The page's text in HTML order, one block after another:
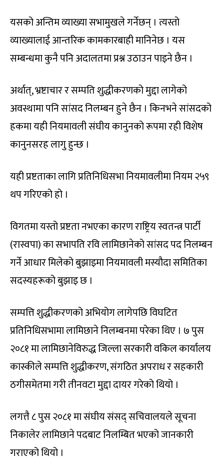
यसको अन्तिम व्याख्या सभामुखले गर्नेछन् । त्यस्तो
व्याख्यालाई आन्तरिक कामकारबाही मानिनेछ । यस
सम्बन्धमा कुनै पनि अदालतमा प्रश्न उठाउन पाइने छैन ।
अर्थात्, भ्रष्टाचार र सम्पति शुद्धीकरणको मुद्दा लागेको
अवस्थामा पनि सांसद निलम्बन हुने छैन । किनभने सांसदको
हकमा यही नियमावली संघीय कानुनको रूपमा रही विशेष
कानुनसरह लागु हुन्छ ।
यही प्रष्टताका लागि प्रतिनिधिसभा नियमावलीमा नियम २५९
थप गरिएको हो ।
विगतमा यस्तो प्रष्टता नभएका कारण राष्ट्रिय स्वतन्त्र पार्टी
(रास्वपा) का सभापति रवि लामिछानेको सांसद पद निलम्बन
गर्ने आधार मिलेको बुझाइमा नियमावली मस्यौदा समितिका
सदस्यहरूको बुझाइ छ ।
सम्पत्ति शुद्धीकरणको अभियोग लागेपछि विघटित
प्रतिनिधिसभामा लामिछाने निलम्बनमा परेका थिए । ७ पुस
२०८१ मा लामिछानेविरुद्ध जिल्ला सरकारी वकिल कार्यालय
कास्कीले सम्पत्ति शुद्धीकरण, संगठित अपराध र सहकारी
ठगीसमेतमा गरी तीनवटा मुद्दा दायर गरेको थियो ।
लगत्तै ८ पुस २०८१ मा संघीय संसद् सचिवालयले सूचना
निकालेर लामिछाने पदबाट निलम्बित भएको जानकारी
गराएको थियो ।